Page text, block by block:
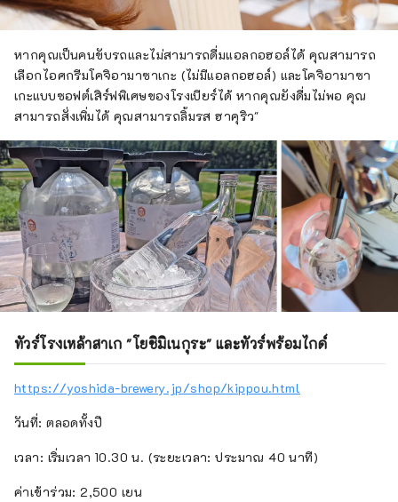
หากคุณเป็นคนขับรถและไม่สามารถดื่มแอลกอฮอล์ได้ คุณสามารถ
เลือกไอศกรีมโคจิอามาซาเกะ (ไม่มีแอลกอฮอล์) และโคจิอามาซา
เกะแบบซอฟต์เสิร์ฟพิเศษของโรงเบียร์ได้ หากคุณยังดื่มไม่พอ คุณ
สามารถสั่งเพิ่มได้ คุณสามารถลิ้มรส ฮาคุริว"
ทัวร์โรงเหล้าสาเก "โยชิมิเนกุระ" และทัวร์พร้อมไกด์
https://yoshida-brewery.jp/shop/kippou.html
วันที่: ตลอดทั้งปี
เวลา: เริ่มเวลา 10.30 น. (ระยะเวลา: ประมาณ 40 นาที)
ค่าเข้าร่วม: 2,500 เยน